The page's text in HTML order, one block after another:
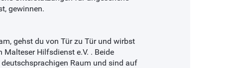
gewinnen.
gehst du von Tür zu Tür und wirbst
Malteser Hilfsdienst e.V. . Beide
Raum und sind auf